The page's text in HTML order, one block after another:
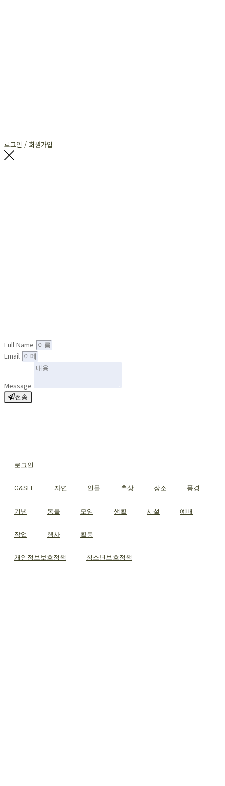
로그인 / 회원가입
Full Name
Email
Message
전송
로그인
G&SEE 자연 인물 추상 장소 풍경
기념 동물 모임 생활 시설 예배
작업 행사 활동
개인정보보호정책 청소년보호정책